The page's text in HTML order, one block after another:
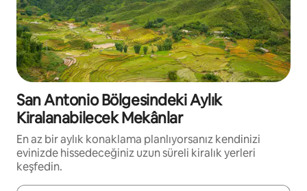
San Antonio Bölgesindeki Aylık
Kiralanabilecek Mekânlar
En az bir aylık konaklama planlıyorsanız kendinizi
evinizde hissedeceğiniz uzun süreli kiralık yerleri
keşfedin.